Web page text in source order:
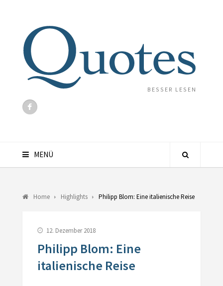
BESSER LESEN
MENÜ
Home Highlights Philipp Blom: Eine italienische Reise
12. Dezember 2018
Philipp Blom: Eine
italienische Reise